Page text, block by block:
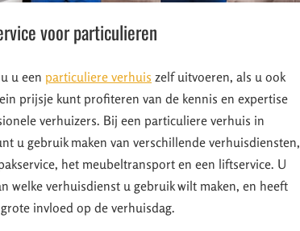
voor particulieren
u een particuliere verhuis zelf uitvoeren, als u ook
prijsje kunt profiteren van de kennis en expertise
verhuizers. Bij een particuliere verhuis in
u gebruik maken van verschillende verhuisdiensten,
het meubeltransport en een liftservice. U
welke verhuisdienst u gebruik wilt maken, en heeft
invloed op de verhuisdag.